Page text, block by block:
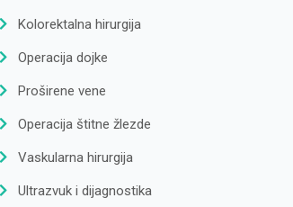
Kolorektalna hirurgija
Operacija dojke
Proširene vene
Operacija štitne žlezde
Vaskularna hirurgija
Ultrazvuk i dijagnostika